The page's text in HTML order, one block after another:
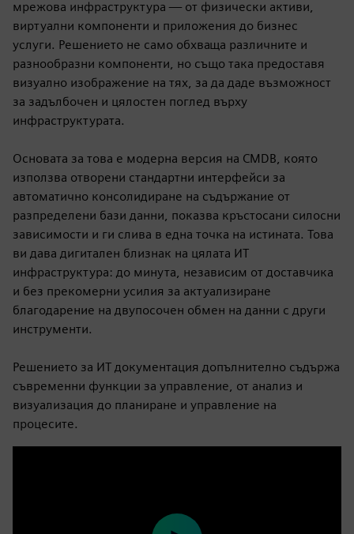
мрежова инфраструктура — от физически активи,
виртуални компоненти и приложения до бизнес
услуги. Решението не само обхваща различните и
разнообразни компоненти, но също така предоставя
визуално изображение на тях, за да даде възможност
за задълбочен и цялостен поглед върху
инфраструктурата.
Основата за това е модерна версия на CMDB, която
използва отворени стандартни интерфейси за
автоматично консолидиране на съдържание от
разпределени бази данни, показва кръстосани силосни
зависимости и ги слива в една точка на истината. Това
ви дава дигитален близнак на цялата ИТ
инфраструктура: до минута, независим от доставчика
и без прекомерни усилия за актуализиране
благодарение на двупосочен обмен на данни с други
инструменти.
Решението за ИТ документация допълнително съдържа
съвременни функции за управление, от анализ и
визуализация до планиране и управление на
процесите.